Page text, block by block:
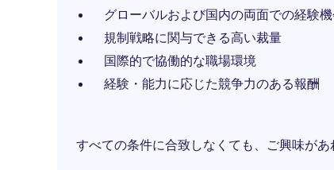
グローバルおよび国内の両面での経験
規制戦略に関与できる高い裁量
国際的で協働的な職場環境
経験・能力に応じた競争力のある報酬
すべての条件に合致しなくても、ご興味があ